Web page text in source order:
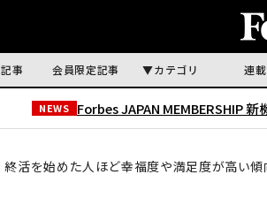
事 会員限定記事 カテゴリ 連載
NEWS Forbes JAPAN MEMBERSHIP 新
終活を始めた人ほど幸福度や満足度が高い傾